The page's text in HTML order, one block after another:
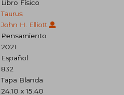
Libro Físico
Taurus
John H. Elliott
Pensamiento
2021
Español
832
Tapa Blanda
24.10 x 15.40